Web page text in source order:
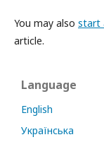
You may also start
article.
Language
English
Українська